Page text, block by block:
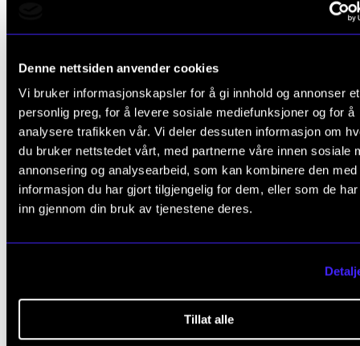
Denne nettsiden anvender cookies
Vi bruker informasjonskapsler for å gi innhold og annonser et
personlig preg, for å levere sosiale mediefunksjoner og for å
analysere trafikken vår. Vi deler dessuten informasjon om
du bruker nettstedet vårt, med partnerne våre innen sosiale
annonsering og analysearbeid, som kan kombinere den med
informasjon du har gjort tilgjengelig for dem, eller som de
inn gjennom din bruk av tjenestene deres.
Tillat alle
karakterskalaen bestått/ ikke bestått og emner som
laveste ståkarakter. Hvilket karaktersystem som
fremgår av hver enkelt emnebeskrivelse.
Ytterligere bestemmelser om vurdering og
fastsatt i kapittel VI iForskrift om studiene ved
musikkhøgskole(lovdata.no).
Karakterutskrift blir utstedt når studenten har
studieprogrammet. Emnet som inngår i
studieprogrammet vises på karakterutskriften, med